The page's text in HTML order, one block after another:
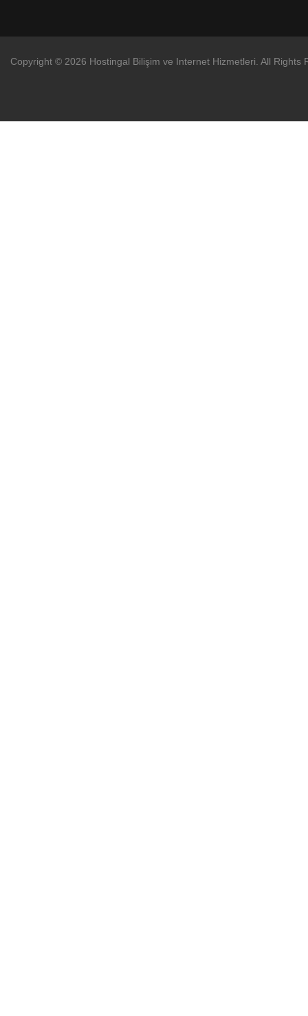
Copyright © 2026 Hostingal Bilişim ve Internet Hizmetleri. All Rights